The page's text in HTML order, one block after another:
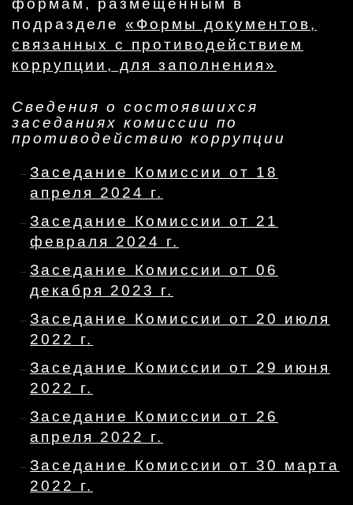
формам, размещенным в
подразделе «Формы документов,
связанных с противодействием
коррупции, для заполнения»
Сведения о состоявшихся
заседаниях комиссии по
противодействию коррупции
Заседание Комиссии от 18
апреля 2024 г.
Заседание Комиссии от 21
февраля 2024 г.
Заседание Комиссии от 06
декабря 2023 г.
Заседание Комиссии от 20 июля
2022 г.
Заседание Комиссии от 29 июня
2022 г.
Заседание Комиссии от 26
апреля 2022 г.
Заседание Комиссии от 30 марта
2022 г.